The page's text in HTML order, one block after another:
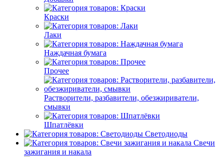
Краски
Лаки
Наждачная бумага
Прочее
Растворители, разбавители, обезжириватели,
смывки
Шпатлёвки
Светодиоды
Свечи
зажигания и накала